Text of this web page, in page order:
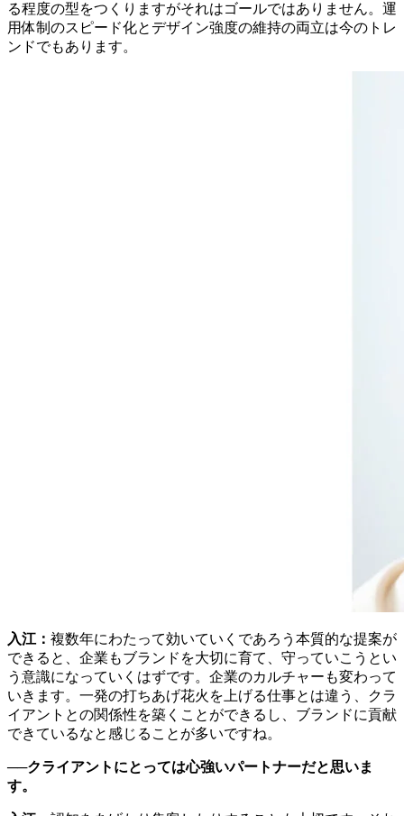
る程度の型をつくりますがそれはゴールではありません。運
用体制のスピード化とデザイン強度の維持の両立は今のトレ
ンドでもあります。
入江： 複数年にわたって効いていくであろう本質的な提案が
できると、企業もブランドを大切に育て、守っていこうとい
う意識になっていくはずです。企業のカルチャーも変わって
いきます。一発の打ちあげ花火を上げる仕事とは違う、クラ
イアントとの関係性を築くことができるし、ブランドに貢献
できているなと感じることが多いですね。
──クライアントにとっては心強いパートナーだと思いま
す。